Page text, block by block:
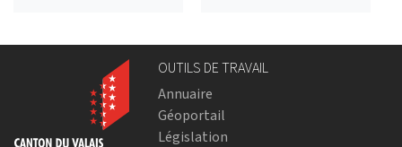
OUTILS DE TRAVAIL
Annuaire
Géoportail
Législation